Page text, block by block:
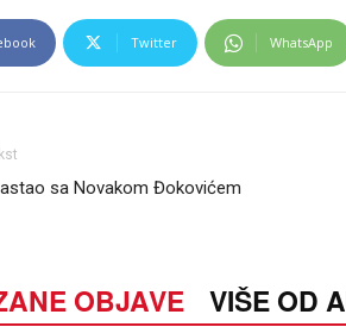
Twitter WhatsApp
sa Novakom Đokovićem
OBJAVE VIŠE OD